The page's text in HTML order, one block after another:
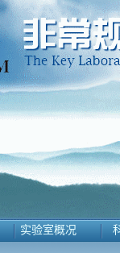
实验室概况